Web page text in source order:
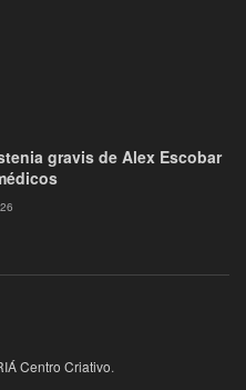
gravis de Alex Escobar
Centro Criativo.